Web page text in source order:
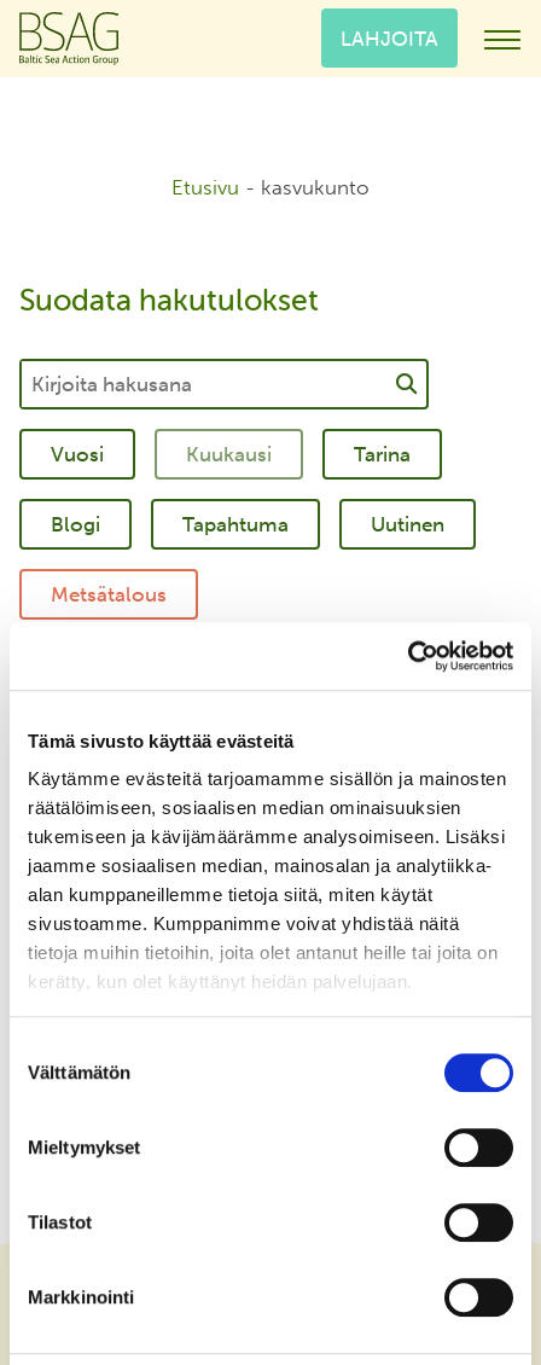
Tämä sivusto käyttää evästeitä
Käytämme evästeitä tarjoamamme sisällön ja mainosten
räätälöimiseen, sosiaalisen median ominaisuuksien
tukemiseen ja kävijämäärämme analysoimiseen. Lisäksi
jaamme sosiaalisen median, mainosalan ja analytiikka-
alan kumppaneillemme tietoja siitä, miten käytät
sivustoamme. Kumppanimme voivat yhdistää näitä
tietoja muihin tietoihin, joita olet antanut heille tai joita on
kerätty, kun olet käyttänyt heidän palvelujaan.
valinta
Välttämätön
Mieltymykset
Tilastot
Markkinointi
LAHJOITA
Etusivu - kasvukunto
Suodata hakutulokset
Tarina
Blogi Tapahtuma Uutinen
Metsätalous
Merellinen suojelu
Uudistava maatalous Yritysyhteistyö